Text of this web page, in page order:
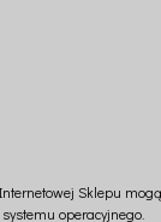
Sklepu
operacyjnego.